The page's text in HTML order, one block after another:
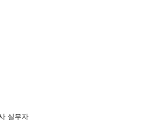
실무자